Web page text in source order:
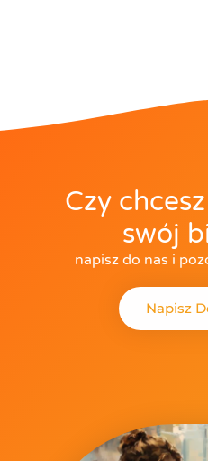
Czy
swój
napisz do nas i
Napisz